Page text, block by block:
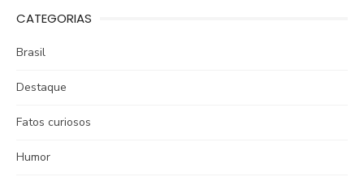
CATEGORIAS
Brasil
Destaque
Fatos curiosos
Humor